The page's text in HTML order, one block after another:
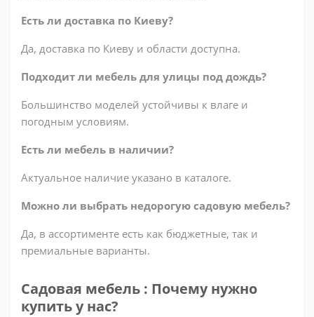
Есть ли доставка по Киеву?
Да, доставка по Киеву и области доступна.
Подходит ли мебель для улицы под дождь?
Большинство моделей устойчивы к влаге и
погодным условиям.
Есть ли мебель в наличии?
Актуальное наличие указано в каталоге.
Можно ли выбрать недорогую садовую мебель?
Да, в ассортименте есть как бюджетные, так и
премиальные варианты.
Садовая мебель : Почему нужно
купить у нас?